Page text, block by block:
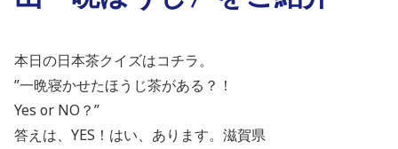
本日の日本茶クイズはコチラ。
”一晩寝かせたほうじ茶がある？！
Yes or NO？”
答えは、 YES ！はい、あります。滋賀県